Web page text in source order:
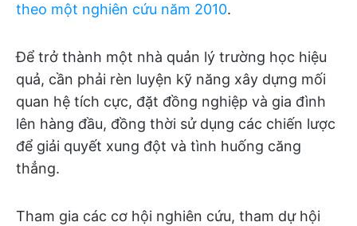
theo một nghiên cứu năm 2010.
Để trở thành một nhà quản lý trường học hiệu
quả, cần phải rèn luyện kỹ năng xây dựng mối
quan hệ tích cực, đặt đồng nghiệp và gia đình
lên hàng đầu, đồng thời sử dụng các chiến lược
để giải quyết xung đột và tình huống căng
thẳng.
Tham gia các cơ hội nghiên cứu, tham dự hội